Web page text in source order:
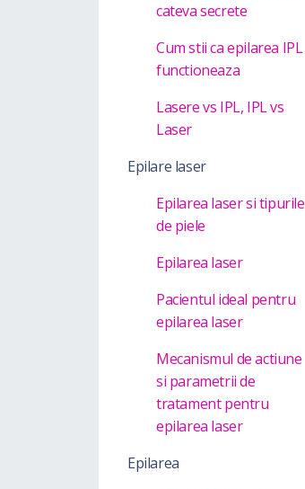
cateva secrete
Cum stii ca epilarea IPL
functioneaza
Lasere vs IPL, IPL vs
Laser
Epilare laser
Epilarea laser si tipurile
de piele
Epilarea laser
Pacientul ideal pentru
epilarea laser
Mecanismul de actiune
si parametrii de
tratament pentru
epilarea laser
Epilarea